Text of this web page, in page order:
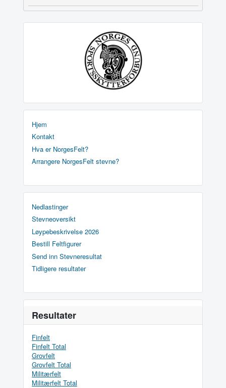
Hjem
Kontakt
Hva er NorgesFelt?
Arrangere NorgesFelt stevne?
Nedlastinger
Stevneoversikt
Løypebeskrivelse 2026
Bestill Feltfigurer
Send inn Stevneresultat
Tidligere resultater
Resultater
Finfelt
Finfelt Total
Grovfelt
Grovfelt Total
Militærfelt
Militærfelt Total